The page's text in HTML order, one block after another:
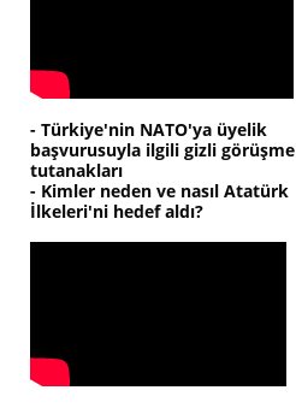
- Türkiye'nin NATO'ya üyelik
başvurusuyla ilgili gizli görüşme
tutanakları
- Kimler neden ve nasıl Atatürk
İlkeleri'ni hedef aldı?